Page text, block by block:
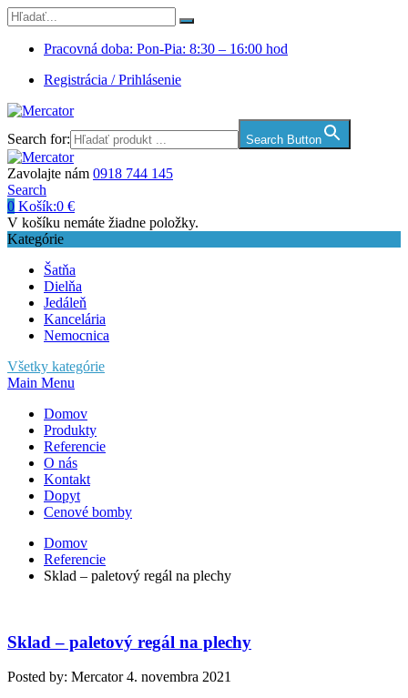
Pracovná doba: Pon-Pia: 8:30 – 16:00 hod
Registrácia / Prihlásenie
Search for: Search Button
Zavolajte nám 0918 744 145
Search
0 Košík:0 €
V košíku nemáte žiadne položky.
Kategórie
Šatňa
Dielňa
Jedáleň
Kancelária
Nemocnica
Všetky kategórie
Main Menu
Domov
Produkty
Referencie
O nás
Kontakt
Dopyt
Cenové bomby
Domov
Referencie
Sklad – paletový regál na plechy
Sklad – paletový regál na plechy
Posted by: Mercator 4. novembra 2021